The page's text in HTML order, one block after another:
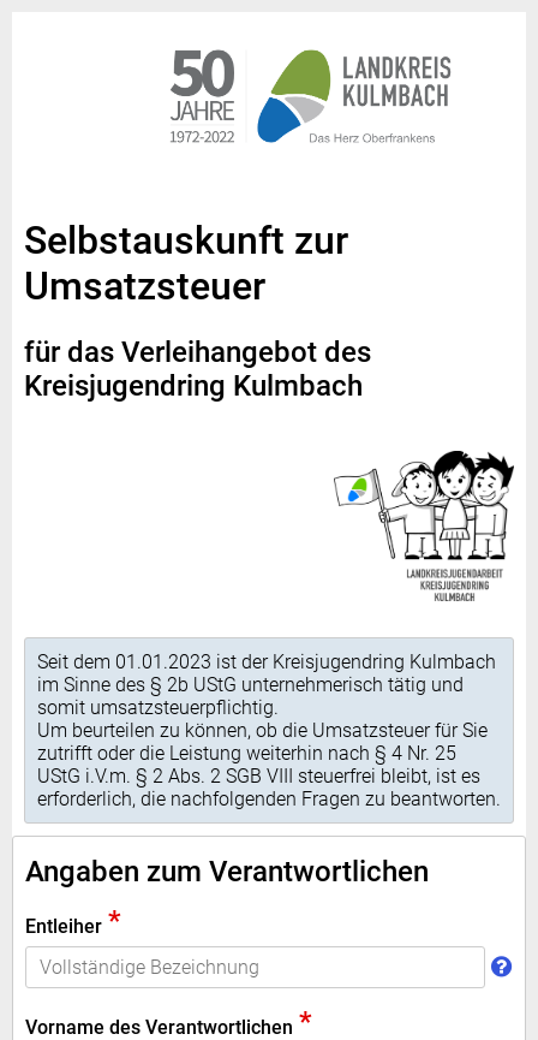
Selbstauskunft zur
Umsatzsteuer
für das Verleihangebot des
Kreisjugendring Kulmbach
Seit dem 01.01.2023 ist der Kreisjugendring Kulmbach
im Sinne des § 2b UStG unternehmerisch tätig und
somit umsatzsteuerpflichtig.
Um beurteilen zu können, ob die Umsatzsteuer für Sie
zutrifft oder die Leistung weiterhin nach § 4 Nr. 25
UStG i.V.m. § 2 Abs. 2 SGB VIII steuerfrei bleibt, ist es
erforderlich, die nachfolgenden Fragen zu beantworten.
Angaben zum Verantwortlichen
Entleiher *
Vorname des Verantwortlichen *